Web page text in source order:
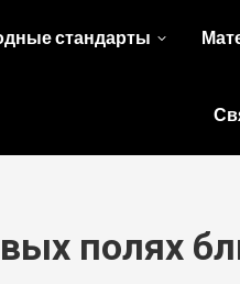
стандарты
полях